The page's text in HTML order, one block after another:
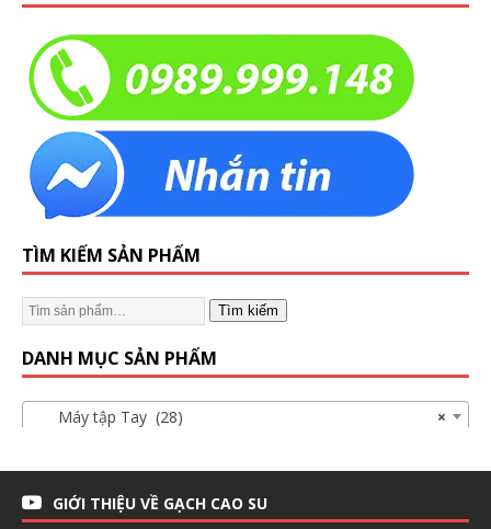
TÌM KIẾM SẢN PHẨM
Tìm kiếm
DANH MỤC SẢN PHẨM
×
Máy tập Tay (28)
GIỚI THIỆU VỀ GẠCH CAO SU